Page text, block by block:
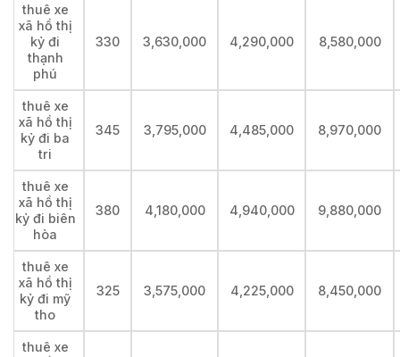
thuê xe
xã hồ thị
kỷ đi
thạnh
phú
330 3,630,000 4,290,000 8,580,000
thuê xe
xã hồ thị
kỷ đi ba
tri
345 3,795,000 4,485,000 8,970,000
thuê xe
xã hồ thị
kỷ đi biên
hòa
380 4,180,000 4,940,000 9,880,000
thuê xe
xã hồ thị
kỷ đi mỹ
tho
325 3,575,000 4,225,000 8,450,000
thuê xe